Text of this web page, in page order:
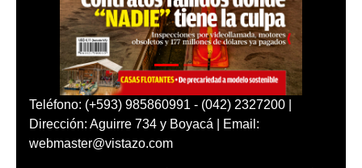
Teléfono: (+593) 985860991 - (042) 2327200 |
Dirección: Aguirre 734 y Boyacá | Email:
webmaster@vistazo.com